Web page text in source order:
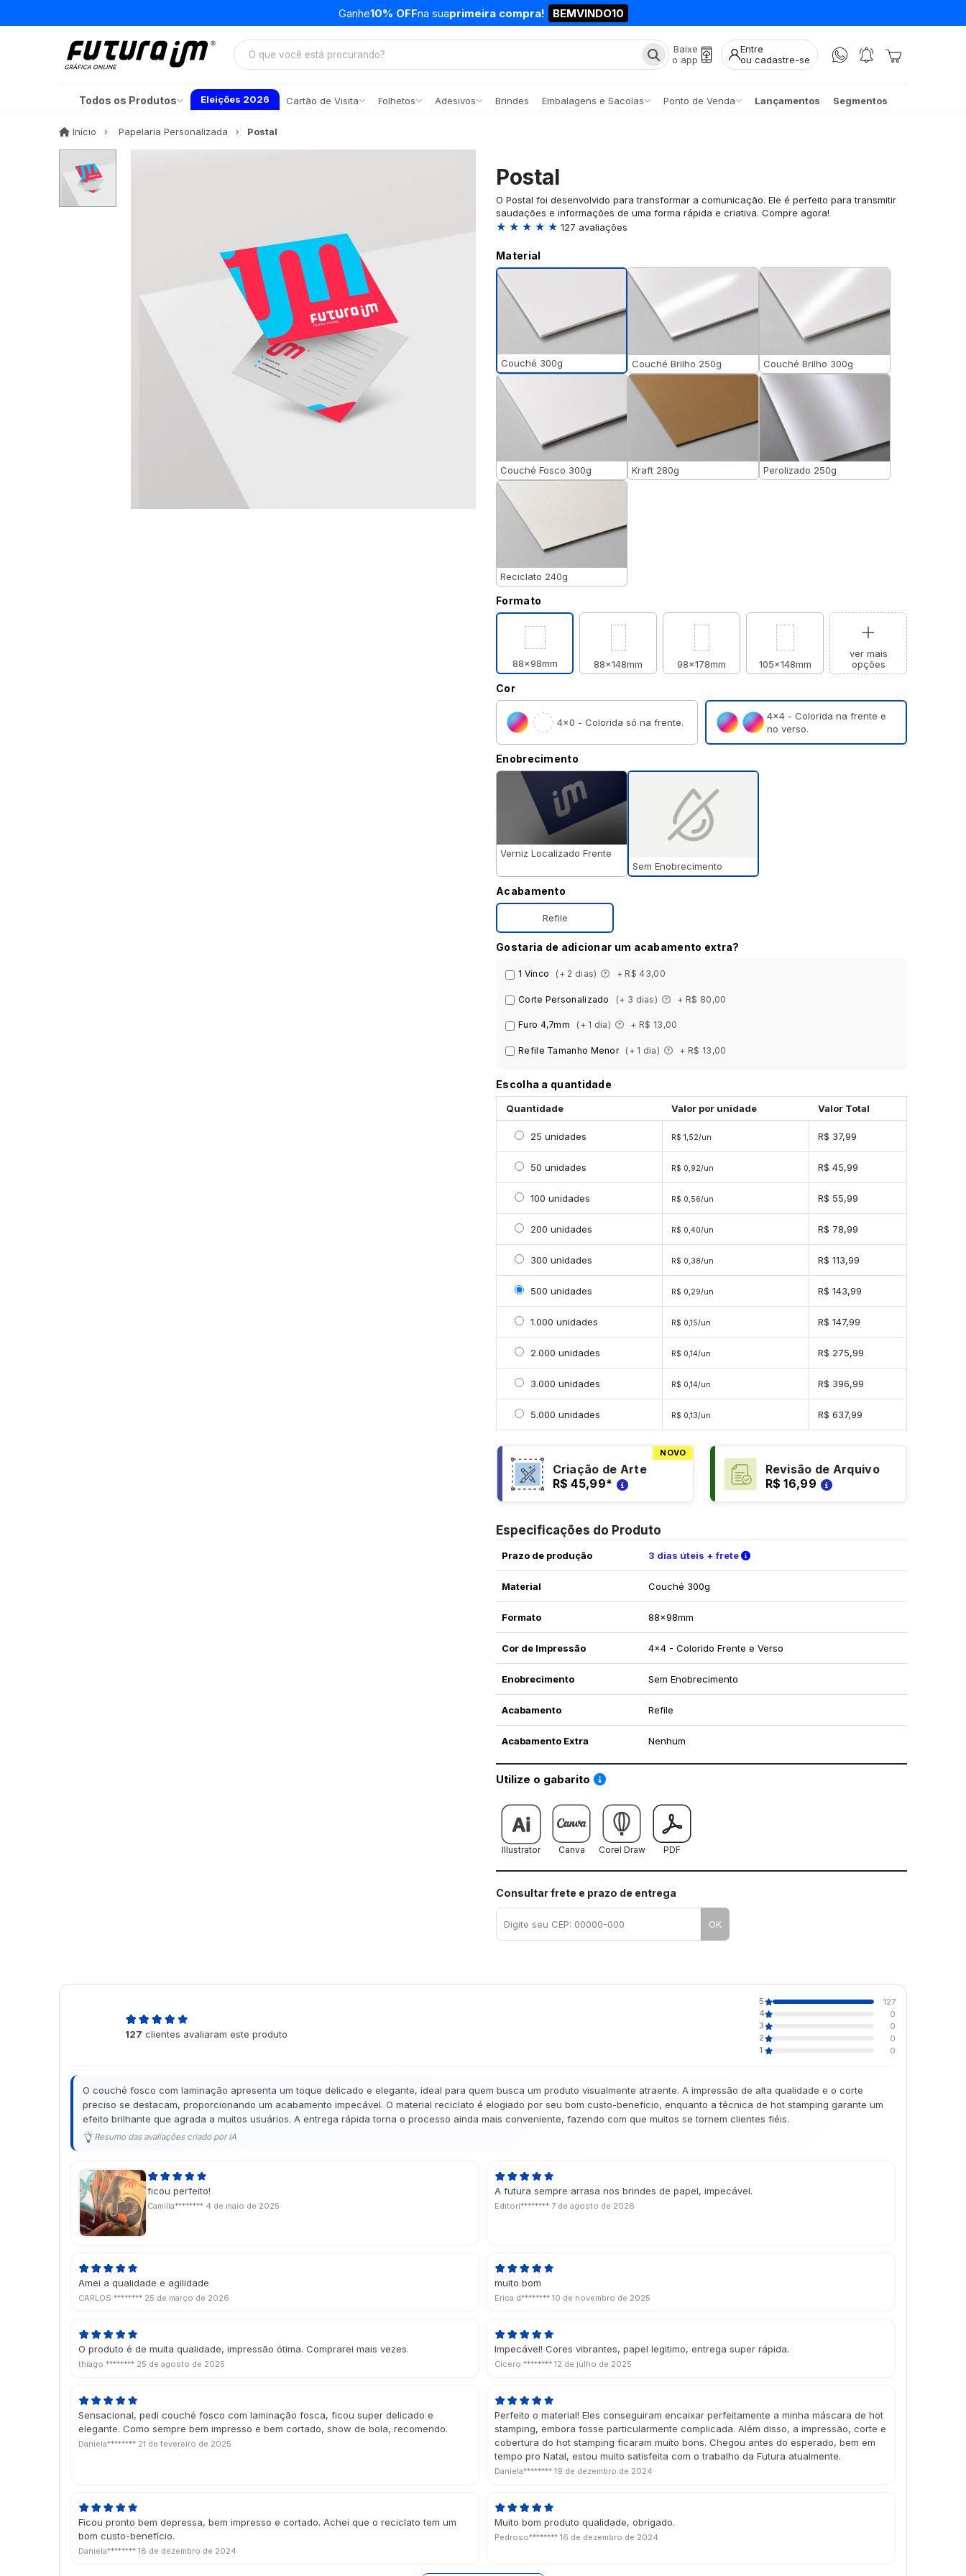
Ganhe10% OFFna suaprimeira compra! BEMVINDO10
Baixe
o app
Entre
ou cadastre-se
Todos os Produtos Eleições 2026 Cartão de Visita Folhetos Adesivos Brindes Embalagens e Sacolas Ponto de Venda Lançamentos Segmentos
Início InícioPapelaria Personalizada Postal
Postal
O Postal foi desenvolvido para transformar a comunicação. Ele é perfeito para transmitir
saudações e informações de uma forma rápida e criativa. Compre agora!
★ ★ ★ ★ ★ 127 avaliações
Material
Couché 300g Couché Brilho 250g Couché Brilho 300g
Couché Fosco 300g Kraft 280g Perolizado 250g
Reciclato 240g
Formato
88x98mm 88x148mm 98x178mm 105x148mm
ver mais
opções
Cor
4×0 - Colorida só na frente.
4×4 - Colorida na frente e
no verso.
Enobrecimento
Verniz Localizado Frente
Sem Enobrecimento
Acabamento
Refile
Gostaria de adicionar um acabamento extra?
1 Vinco (+ 2 dias) + R$ 43,00
Corte Personalizado (+ 3 dias) + R$ 80,00
Furo 4,7mm (+ 1 dia) + R$ 13,00
Refile Tamanho Menor (+ 1 dia) + R$ 13,00
Escolha a quantidade
Quantidade Valor por unidade Valor Total
Selecionar 25 unidades
25 unidades R$ 1,52/un R$ 37,99
Selecionar 50 unidades
50 unidades R$ 0,92/un R$ 45,99
Selecionar 100 unidades
100 unidades R$ 0,56/un R$ 55,99
Selecionar 200 unidades
200 unidades R$ 0,40/un R$ 78,99
Selecionar 300 unidades
300 unidades R$ 0,38/un R$ 113,99
Selecionar 500 unidades
500 unidades R$ 0,29/un R$ 143,99
Selecionar 1000 unidades
1.000 unidades R$ 0,15/un R$ 147,99
Selecionar 2000 unidades
2.000 unidades R$ 0,14/un R$ 275,99
Selecionar 3000 unidades
3.000 unidades R$ 0,14/un R$ 396,99
Selecionar 5000 unidades
5.000 unidades R$ 0,13/un R$ 637,99
NOVO
Criação de Arte
R$ 45,99*
Revisão de Arquivo
R$ 16,99
Especificações do Produto
Prazo de produção 3 dias úteis + frete Verifique as condições de entrega
Material Couché 300g
Formato 88x98mm
Cor de Impressão 4x4 - Colorido Frente e Verso
Enobrecimento Sem Enobrecimento
Acabamento Refile
Acabamento Extra Nenhum
Utilize o gabarito Saiba como utilizar os nossos gabaritos
Illustrator Canva Corel Draw PDF
Consultar frete e prazo de entrega
OK
127 clientes avaliaram este produto
5
127
4
0
3
0
2
0
1
0
O couché fosco com laminação apresenta um toque delicado e elegante, ideal para quem busca um produto visualmente atraente. A impressão de alta qualidade e o corte
preciso se destacam, proporcionando um acabamento impecável. O material reciclato é elogiado por seu bom custo-benefício, enquanto a técnica de hot stamping garante um
efeito brilhante que agrada a muitos usuários. A entrega rápida torna o processo ainda mais conveniente, fazendo com que muitos se tornem clientes fiéis.
Resumo das avaliações criado por IA
ficou perfeito!
Camilla******** 4 de maio de 2025
A futura sempre arrasa nos brindes de papel, impecável.
Editori******** 7 de agosto de 2026
Amei a qualidade e agilidade
CARLOS ******** 25 de março de 2026
muito bom
Erica d******** 10 de novembro de 2025
O produto é de muita qualidade, impressão ótima. Comprarei mais vezes.
thiago ******** 25 de agosto de 2025
Impecável! Cores vibrantes, papel legitimo, entrega super rápida.
Cícero ******** 12 de julho de 2025
Sensacional, pedi couché fosco com laminação fosca, ficou super delicado e
elegante. Como sempre bem impresso e bem cortado, show de bola, recomendo.
Daniela******** 21 de fevereiro de 2025
Perfeito o material! Eles conseguiram encaixar perfeitamente a minha máscara de hot
stamping, embora fosse particularmente complicada. Além disso, a impressão, corte e
cobertura do hot stamping ficaram muito bons. Chegou antes do esperado, bem em
tempo pro Natal, estou muito satisfeita com o trabalho da Futura atualmente.
Daniela******** 19 de dezembro de 2024
Ficou pronto bem depressa, bem impresso e cortado. Achei que o reciclato tem um
bom custo-benefício.
Daniela******** 18 de dezembro de 2024
Muito bom produto qualidade, obrigado.
Pedroso******** 16 de dezembro de 2024